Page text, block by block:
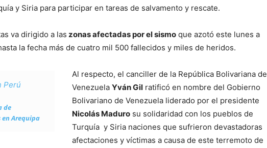
y Siria para participar en tareas de salvamento y rescate.
va dirigido a las zonas afectadas por el sismo que azotó este lunes a
la fecha más de cuatro mil 500 fallecidos y miles de heridos.
de
Arequipa
Al respecto, el canciller de la República Bolivariana de
VenezuelaYván Gil ratificó en nombre del Gobierno
Bolivariano de Venezuela liderado por el presidente
Nicolás Maduro su solidaridad con los pueblos de
Turquía y Siria naciones que sufrieron devastadoras
afectaciones y víctimas a causa de este terremoto de